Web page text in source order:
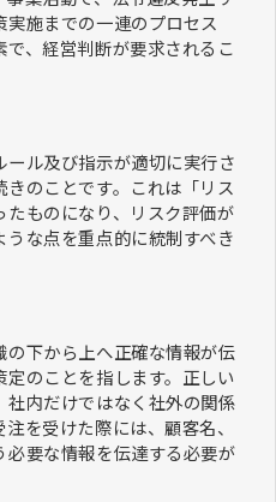
施までの一連のプロセス
、経営判断が要求されるこ
ール及び指示が適切に実行さ
のことです。これは「リス
ものになり、リスク評価が
な点を重点的に統制すべき
の下から上へ正確な情報が伝
のことを指します。正しい
内だけではなく社外の関係
を受けた際には、顧客名、
要な情報を伝達する必要が